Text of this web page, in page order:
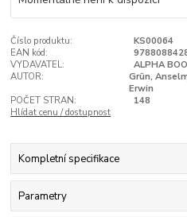
Číslo produktu:
KS00064
EAN kód:
VYDAVATEL:
ALPHA
AUTOR:
Grün,
Erwin
POČET STRAN:
148
Hlídat cenu / dostupnost
Kompletní specifikace
Parametry